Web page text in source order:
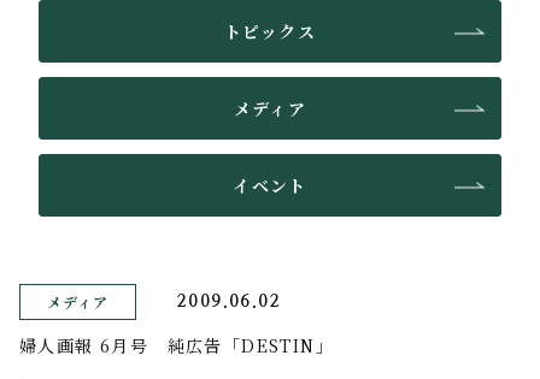
トピックス
メディア
イベント
メディア 2009.06.02
婦人画報 6月号 純広告「DESTIN」